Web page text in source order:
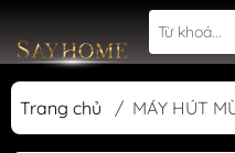
Trang chủ / MÁY HÚT